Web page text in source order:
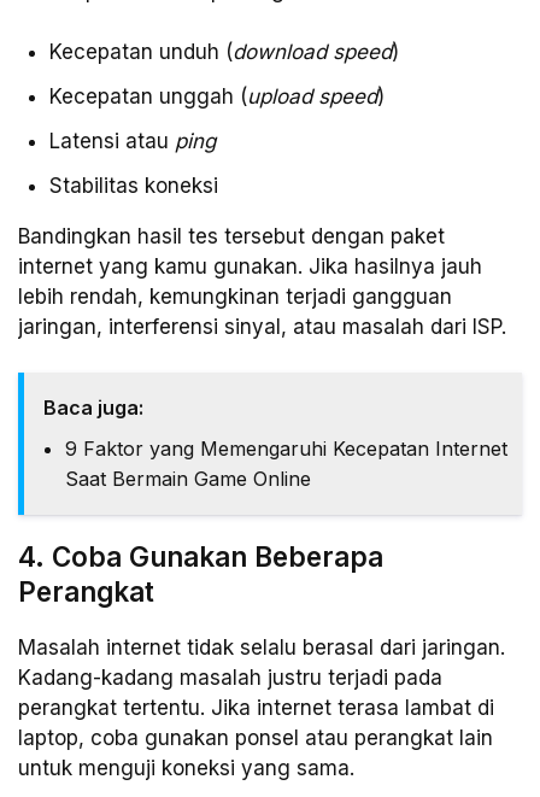
Kecepatan unduh (download speed)
Kecepatan unggah (upload speed)
Latensi atau ping
Stabilitas koneksi
Bandingkan hasil tes tersebut dengan paket
internet yang kamu gunakan. Jika hasilnya jauh
lebih rendah, kemungkinan terjadi gangguan
jaringan, interferensi sinyal, atau masalah dari ISP.
Baca juga:
9 Faktor yang Memengaruhi Kecepatan Internet
Saat Bermain Game Online
4. Coba Gunakan Beberapa
Perangkat
Masalah internet tidak selalu berasal dari jaringan.
Kadang-kadang masalah justru terjadi pada
perangkat tertentu. Jika internet terasa lambat di
laptop, coba gunakan ponsel atau perangkat lain
untuk menguji koneksi yang sama.